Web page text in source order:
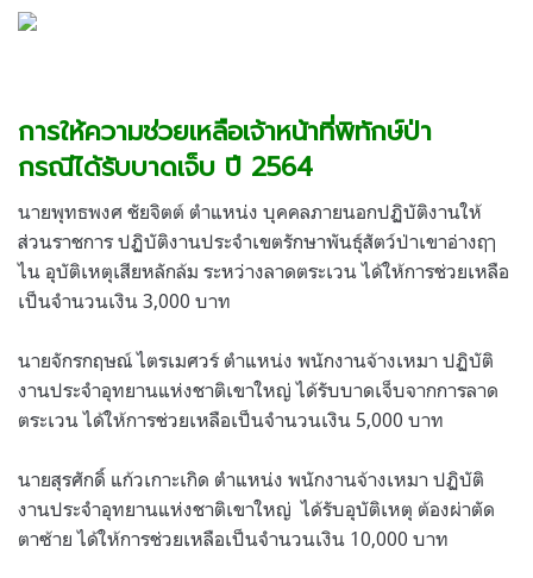
การให้ความช่วยเหลือเจ้าหน้าที่พิทักษ์ป่า
กรณีได้รับบาดเจ็บ ปี 2564
นายพุทธพงศ ชัยจิตต์ ตำแหน่ง บุคคลภายนอกปฏิบัติงานให้
ส่วนราชการ ปฏิบัติงานประจำเขตรักษาพันธุ์สัตว์ป่าเขาอ่างฤๅ
ไน อุบัติเหตุเสียหลักล้ม ระหว่างลาดตระเวน ได้ให้การช่วยเหลือ
เป็นจำนวนเงิน 3,000 บาท
นายจักรกฤษณ์ ไตรเมศวร์ ตำแหน่ง พนักงานจ้างเหมา ปฏิบัติ
งานประจำอุทยานแห่งชาติเขาใหญ่ ได้รับบาดเจ็บจากการลาด
ตระเวน ได้ให้การช่วยเหลือเป็นจำนวนเงิน 5,000 บาท
นายสุรศักดิ์ แก้วเกาะเกิด ตำแหน่ง พนักงานจ้างเหมา ปฏิบัติ
งานประจำอุทยานแห่งชาติเขาใหญ่ ได้รับอุบัติเหตุ ต้องผ่าตัด
ตาซ้าย ได้ให้การช่วยเหลือเป็นจำนวนเงิน 10,000 บาท